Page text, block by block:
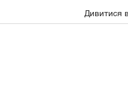
Дивитися